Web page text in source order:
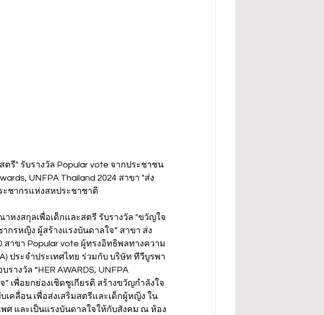
ตรี" รับรางวัล Popular vote จากประชาชน
UNFPA Thailand 2024 สาขา "ส่ง
ะชากรแห่งสหประชาชาติ
หงสกุลเพื่อเด็กและสตรี รับรางวัล "ขวัญใจ
กรหญิง ผู้สร้างแรงบันดาลใจ” สาขา ส่ง
สาขา Popular vote ผู้ทรงอิทธิพลทางความ
ประจำประเทศไทย ร่วมกับ บริษัท ทีวีบูรพา
างวัล “HER AWARDS, UNFPA
เพื่อยกย่องเชิดชูเกียรติ สร้างขวัญกำลังใจ
คลื่อน เพื่อส่งเสริมสตรีและเด็กผู้หญิง ใน
ศ และเป็นแรงบันดาลใจให้กับสังคม ณ ห้อง